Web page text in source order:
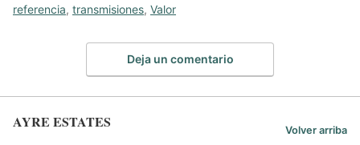
referencia, transmisiones, Valor
Deja un comentario
AYRE ESTATES Volver arriba